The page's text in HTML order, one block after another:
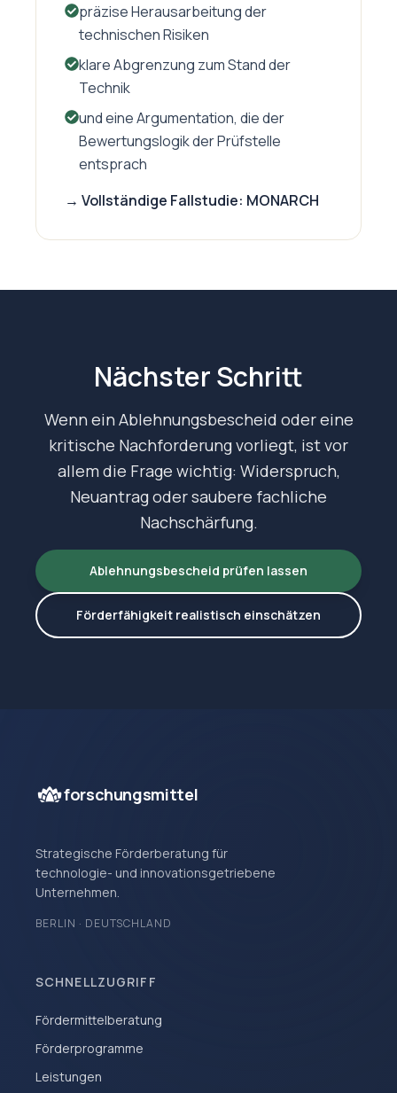
präzise Herausarbeitung der
technischen Risiken
klare Abgrenzung zum Stand der
Technik
und eine Argumentation, die der
Bewertungslogik der Prüfstelle
entsprach
→ Vollständige Fallstudie: MONARCH
Nächster Schritt
Wenn ein Ablehnungsbescheid oder eine
kritische Nachforderung vorliegt, ist vor
allem die Frage wichtig: Widerspruch,
Neuantrag oder saubere fachliche
Nachschärfung.
Ablehnungsbescheid prüfen lassen
Förderfähigkeit realistisch einschätzen
forschungsmittel
Strategische Förderberatung für
technologie- und innovationsgetriebene
Unternehmen.
BERLIN · DEUTSCHLAND
SCHNELLZUGRIFF
Fördermittelberatung
Förderprogramme
Leistungen